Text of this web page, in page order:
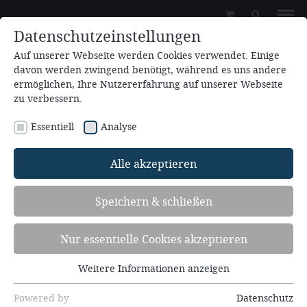
Veranstaltungssuche
Finden Sie Ihre Veranstaltung
Wenn Sie auf dieser Seite nach unten scrollen, finden Sie
die jeweils letzten 10 Vorträge.
Sie können nach verschiedenen Veranstaltungen in
Datenschutzeinstellungen
Auf unserer Webseite werden Cookies verwendet. Einige
davon werden zwingend benötigt, während es uns andere
ermöglichen, Ihre Nutzererfahrung auf unserer Webseite
zu verbessern.
Essentiell Analyse
Alle akzeptieren
Speichern & schließen
Nur essentielle Cookies akzeptieren
Essentielle Cookies werden für grundlegende
Weitere Informationen anzeigen
Powered by
Datenschutz